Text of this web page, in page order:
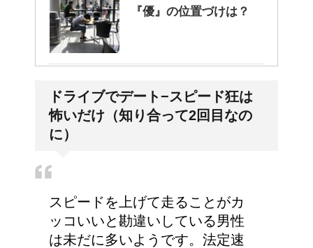
『優』の位置づけは？
の違和感の原因は「肩こ
り」？！
ドライブでデート−スピード狂は
怖いだけ（知り合って2回目なの
に）
スピードを上げて走ることがカ
ッコいいと勘違いしている男性
は未だに多いようです。法定速